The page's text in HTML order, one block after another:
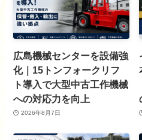
広島機械センターを設備強
化｜15トンフォークリフ
ト導入で大型中古工作機械
への対応力を向上
2026年8月7日